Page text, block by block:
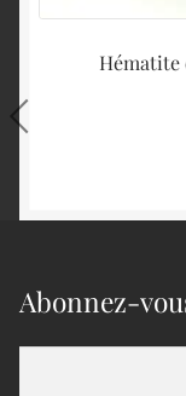
Hématite
Abonnez-